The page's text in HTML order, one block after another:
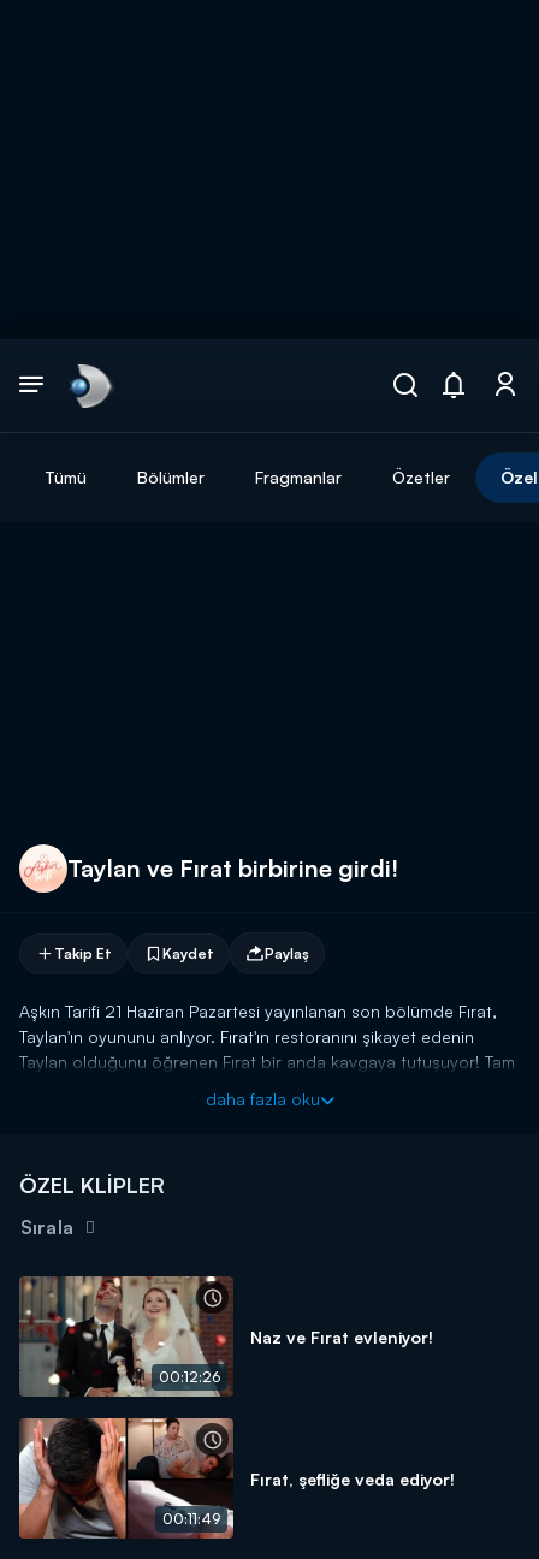
Tümü Bölümler Fragmanlar Özetler
Taylan ve Fırat birbirine girdi!
Takip Et Kaydet Paylaş
Aşkın Tarifi 21 Haziran Pazartesi yayınlanan son bölümde Fırat,
Taylan'ın oyununu anlıyor. Fırat'ın restoranını şikayet edenin
Taylan olduğunu öğrenen Fırat bir anda kavgaya tutuşuyor! Tam
daha fazla oku
ÖZEL KLİPLER
Sırala
00:12:26
Naz ve Fırat evleniyor!
00:11:49
Fırat, şefliğe veda ediyor!